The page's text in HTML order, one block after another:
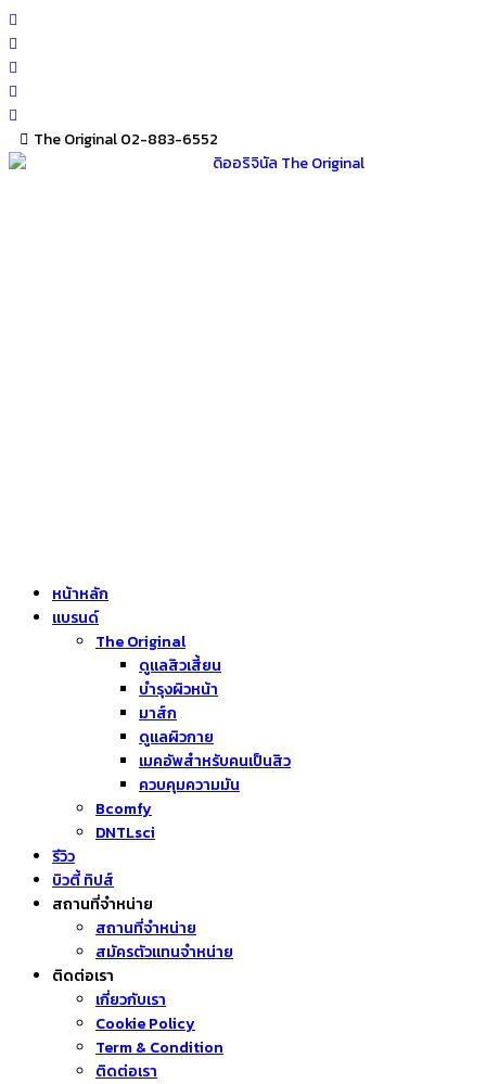
Skip
to
content
The Original 02-883-6552
หน้าหลัก
แบรนด์
The Original
ดูแลสิวเสี้ยน
บำรุงผิวหน้า
มาส์ก
ดูแลผิวกาย
เมคอัพสำหรับคนเป็นสิว
ควบคุมความมัน
Bcomfy
DNTLsci
รีวิว
บิวตี้ ทิปส์
สถานที่จำหน่าย
สถานที่จำหน่าย
สมัครตัวแทนจำหน่าย
ติดต่อเรา
เกี่ยวกับเรา
Cookie Policy
Term & Condition
ติดต่อเรา